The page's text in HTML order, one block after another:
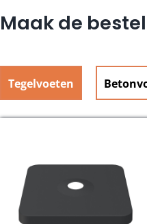
Maak de
Tegelvoeten